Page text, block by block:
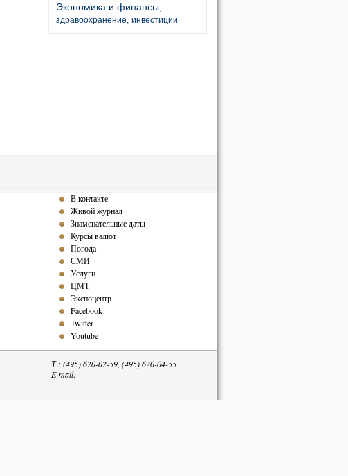
Экономика и финансы,
здравоохранение, инвестиции
В контакте
Живой журнал
Знаменательные даты
Курсы валют
Погода
СМИ
Услуги
ЦМТ
Экспоцентр
Facebook
Twitter
Youtube
Т.: (495) 620-02-59, (495) 620-04-55
E-mail: